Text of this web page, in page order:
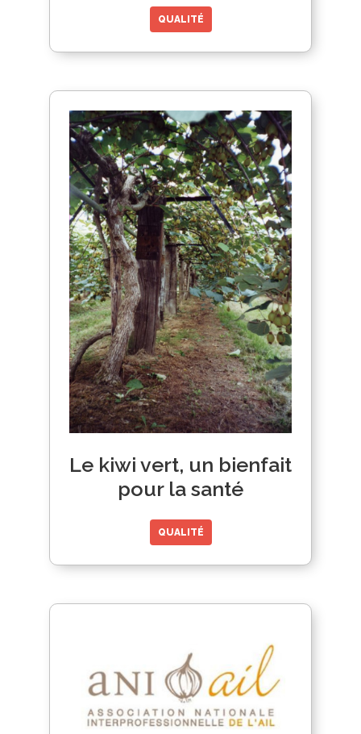
QUALITÉ
Le kiwi vert, un bienfait
pour la santé
QUALITÉ